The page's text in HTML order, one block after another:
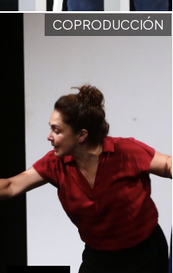
COPRODUCCIÓN